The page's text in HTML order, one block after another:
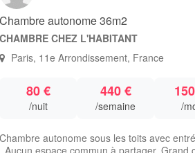
Chambre autonome 36m2
CHAMBRE CHEZ L'HABITANT
Paris, 11e Arrondissement, France
80 €
/nuit
440 €
/semaine /
Chambre autonome sous les toits avec
. Aucun espace commun à partager. Grand